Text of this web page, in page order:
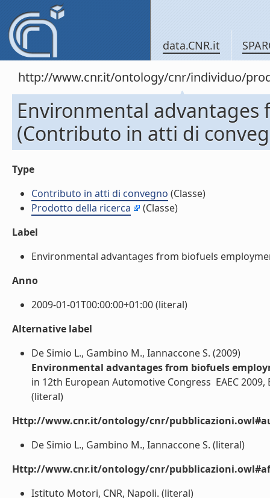
data.CNR.it
http://www.cnr.it/ontology/cnr/individuo/
Environmental
(Contributo in atti di
Type
Contributo in atti di convegno (Classe)
Prodotto della ricerca
(Classe)
Label
Environmental advantages from biofuels
Anno
2009-01-01T00:00:00+01:00 (literal)
Alternative label
De Simio L., Gambino M., Iannaccone S. (2009)
Environmental advantages from biofuels
in 12th European Automotive Congress  EAEC
(literal)
Http://www.cnr.it/ontology/cnr/
De Simio L., Gambino M., Iannaccone S. (literal)
Http://www.cnr.it/ontology/cnr/
Istituto Motori, CNR, Napoli. (literal)